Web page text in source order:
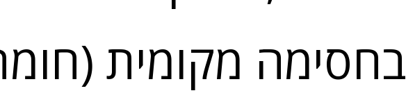
בחסימה מקומית